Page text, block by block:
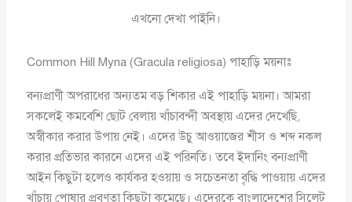
এখনো দেখা পাইনি।
Common Hill Myna (Gracula religiosa) পাহাড়ি ময়নাঃ
বন্যপ্রাণী অপরাধের অন্যতম বড় শিকার এই পাহাড়ি ময়না। আমরা
সকলেই কমবেশি ছোট বেলায় খাঁচাবন্দী অবস্থায় এদের দেখেছি,
অস্বীকার করার উপায় নেই। এদের উচু আওয়াজের শীস ও শব্দ নকল
করার প্রতিভার কারনে এদের এই পরিনতি। তবে ইদানিং বন্যপ্রাণী
আইন কিছুটা হলেও কার্যকর হওয়ায় ও সচেতনতা বৃদ্ধি পাওয়ায় এদের
খাঁচায় পোষার প্রবণতা কিছুটা কমেছে। এদেরকে বাংলাদেশের সিলেট